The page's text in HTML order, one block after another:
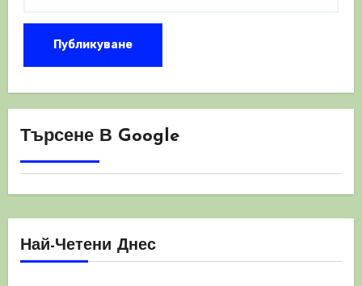
Търсене В Google
Най-Четени Днес